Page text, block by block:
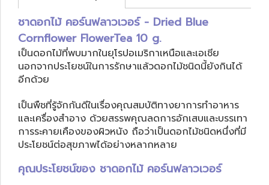
ชาดอกไม้ คอร์นฟลาวเวอร์ - Dried Blue
Cornflower FlowerTea 10 g.
เป็นดอกไม้ที่พบมากในยุโรปอเมริกาเหนือและเอเชีย
นอกจากประโยชน์ในการรักษาแล้วดอกไม้ชนิดนี้ยังกินได้
อีกด้วย
เป็นพืชที่รู้จักกันดีในเรื่องคุณสมบัติทางยาการทำอาหาร
และเครื่องสำอาง ด้วยสรรพคุณลดการอักเสบและบรรเทา
การระคายเคืองของผิวหนัง ถือว่าเป็นดอกไม้ชนิดหนึ่งที่มี
ประโยชน์ต่อสุขภาพได้อย่างหลากหลาย
คุณประโยชน์ของ ชาดอกไม้ คอร์นฟลาวเวอร์